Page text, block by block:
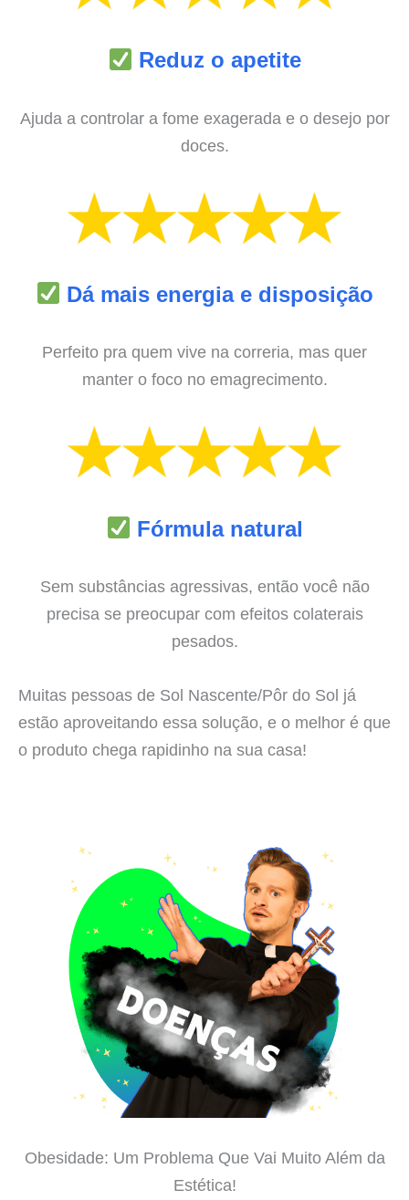
Reduz o apetite
Ajuda a controlar a fome exagerada e o desejo por
doces.
Dá mais energia e disposição
Perfeito pra quem vive na correria, mas quer
manter o foco no emagrecimento.
Fórmula natural
Sem substâncias agressivas, então você não
precisa se preocupar com efeitos colaterais
pesados.
Muitas pessoas de Sol Nascente/Pôr do Sol já
estão aproveitando essa solução, e o melhor é que
o produto chega rapidinho na sua casa!
Obesidade: Um Problema Que Vai Muito Além da
Estética!